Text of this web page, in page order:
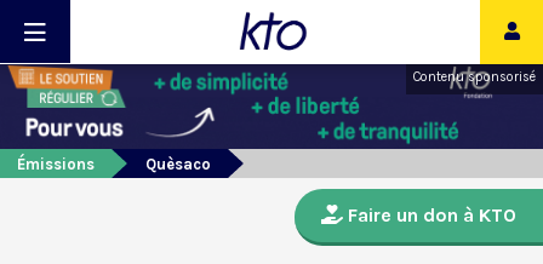
Contenu sponsorisé
Émissions Quèsaco
Faire un don à KTO